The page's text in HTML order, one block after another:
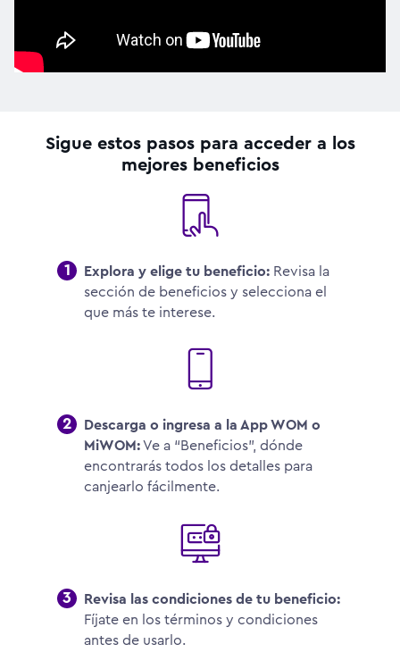
Sigue estos pasos para acceder a los
mejores beneficios
1 Explora y elige tu beneficio: Revisa la
sección de beneficios y selecciona el
que más te interese.
2
Descarga o ingresa a la App WOM o
MiWOM:Ve a “Beneficios”, dónde
encontrarás todos los detalles para
canjearlo fácilmente.
3
Revisa las condiciones de tu beneficio:
Fíjate en los términos y condiciones
antes de usarlo.